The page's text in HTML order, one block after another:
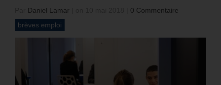
Daniel Lamar
0 Commentaire
brèves emploi